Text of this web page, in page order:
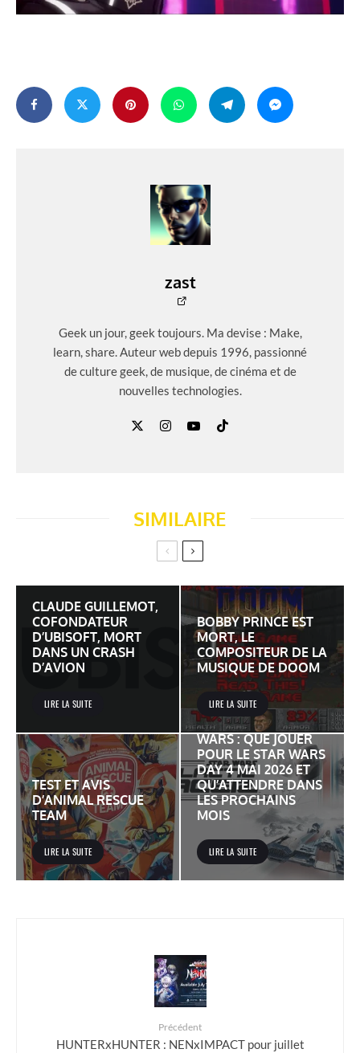
zast
Geek un jour, geek toujours. Ma devise : Make,
learn, share. Auteur web depuis 1996, passionné
de culture geek, de musique, de cinéma et de
nouvelles technologies.
SIMILAIRE
CLAUDE GUILLEMOT,
COFONDATEUR
D’UBISOFT, MORT
DANS UN CRASH
D’AVION
LIRE LA SUITE
BOBBY PRINCE EST
MORT, LE
COMPOSITEUR DE LA
MUSIQUE DE DOOM
LIRE LA SUITE
TEST ET AVIS
D’ANIMAL RESCUE
TEAM
LIRE LA SUITE
JEUX VIDÉO STAR
WARS : QUE JOUER
POUR LE STAR WARS
DAY 4 MAI 2026 ET
QU’ATTENDRE DANS
LES PROCHAINS
MOIS
LIRE LA SUITE
Précédent
HUNTERxHUNTER : NENxIMPACT pour juillet